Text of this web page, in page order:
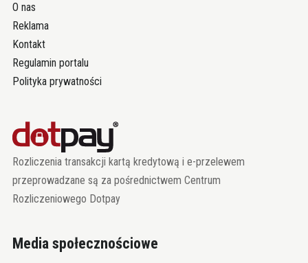
O nas
Reklama
Kontakt
Regulamin portalu
Polityka prywatności
Rozliczenia transakcji kartą kredytową i e-przelewem
przeprowadzane są za pośrednictwem Centrum
Rozliczeniowego Dotpay
Media społecznościowe